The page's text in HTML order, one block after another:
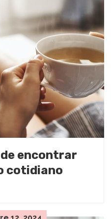
encontrar
cotidiano